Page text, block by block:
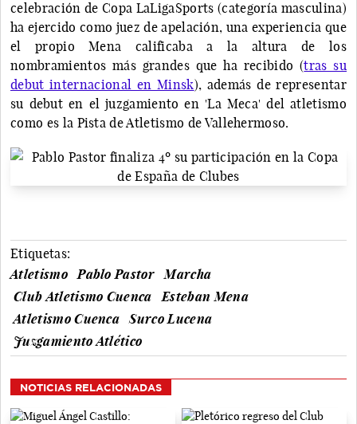
celebración de Copa LaLigaSports (categoría masculina)
ha ejercido como juez de apelación, una experiencia que
el propio Mena calificaba a la altura de los
nombramientos más grandes que ha recibido (tras su
debut internacional en Minsk), además de representar
su debut en el juzgamiento en 'La Meca' del atletismo
como es la Pista de Atletismo de Vallehermoso.
Etiquetas:
Atletismo
Pablo Pastor
Marcha
Club Atletismo Cuenca
Esteban Mena
Atletismo Cuenca
Surco Lucena
Juzgamiento Atlético
NOTICIAS RELACIONADAS